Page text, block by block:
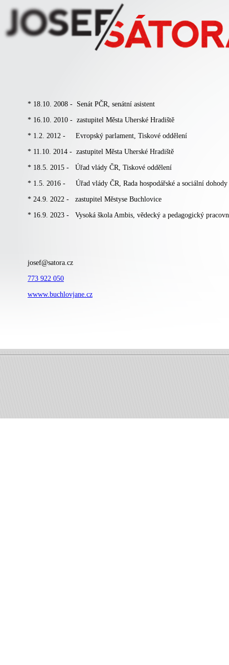
* 18.10. 2008 - Senát PČR, senátní asistent
* 16.10. 2010 - zastupitel Města Uherské Hradiště
* 1.2. 2012 - Evropský parlament, Tiskové oddělení
* 11.10. 2014 - zastupitel Města Uherské Hradiště
* 18.5. 2015 - Úřad vlády ČR, Tiskové oddělení
* 1.5. 2016 - Úřad vlády ČR, Rada hospodářské a sociální dohody
* 24.9. 2022 - zastupitel Městyse Buchlovice
* 16.9. 2023 - Vysoká škola Ambis, vědecký a pedagogický
josef@satora.cz
773 922 050
wwww.buchlovjane.cz